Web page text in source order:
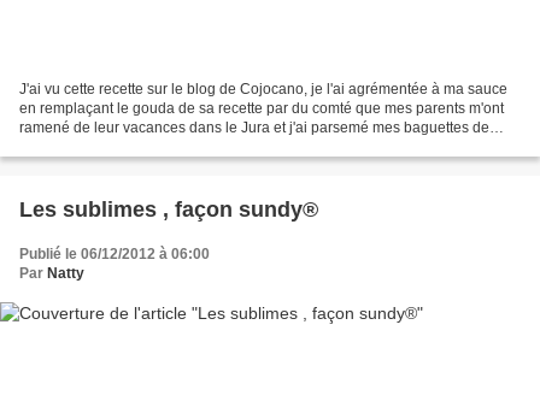
J'ai vu cette recette sur le blog de Cojocano, je l'ai agrémentée à ma sauce
en remplaçant le gouda de sa recette par du comté que mes parents m'ont
ramené de leur vacances dans le Jura et j'ai parsemé mes baguettes de
Les sublimes , façon sundy®
Publié le 06/12/2012 à 06:00
Par Natty